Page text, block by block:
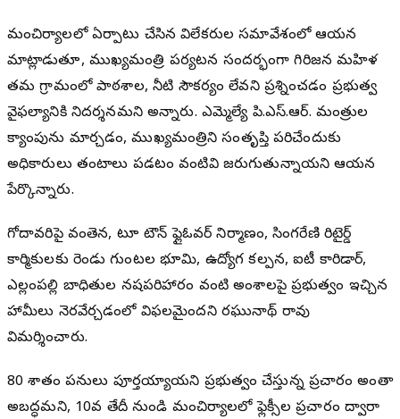
మంచిర్యాలలో ఏర్పాటు చేసిన విలేకరుల సమావేశంలో ఆయన
మాట్లాడుతూ, ముఖ్యమంత్రి పర్యటన సందర్భంగా గిరిజన మహిళ
తమ గ్రామంలో పాఠశాల, నీటి సౌకర్యం లేవని ప్రశ్నించడం ప్రభుత్వ
వైఫల్యానికి నిదర్శనమని అన్నారు. ఎమ్మెల్యే పి.ఎస్.ఆర్. మంత్రుల
క్యాంపును మార్చడం, ముఖ్యమంత్రిని సంతృప్తి పరిచేందుకు
అధికారులు తంటాలు పడటం వంటివి జరుగుతున్నాయని ఆయన
పేర్కొన్నారు.
గోదావరిపై వంతెన, టూ టౌన్ ఫ్లైఓవర్ నిర్మాణం, సింగరేణి రిటైర్డ్
కార్మికులకు రెండు గుంటల భూమి, ఉద్యోగ కల్పన, ఐటీ కారిడార్,
ఎల్లంపల్లి బాధితుల నష్టపరిహారం వంటి అంశాలపై ప్రభుత్వం ఇచ్చిన
హామీలు నెరవేర్చడంలో విఫలమైందని రఘునాథ్ రావు
విమర్శించారు.
80 శాతం పనులు పూర్తయ్యాయని ప్రభుత్వం చేస్తున్న ప్రచారం అంతా
అబద్ధమని, 10వ తేదీ నుండి మంచిర్యాలలో ఫ్లెక్సీల ప్రచారం ద్వారా